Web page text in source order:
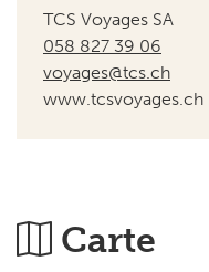
TCS Voyages SA
058 827 39 06
voyages@tcs.ch
www.tcsvoyages.ch
Carte